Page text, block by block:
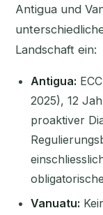
Antigua und
Landschaft ein:
Antigua:
2025), 12
proaktiver
Vanuatu: